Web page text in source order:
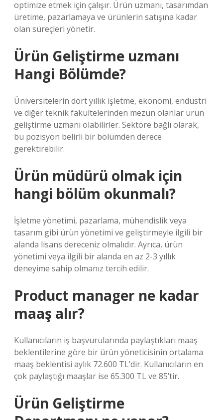
optimize etmek için çalışır. Ürün uzmanı, tasarımdan
üretime, pazarlamaya ve ürünlerin satışına kadar
olan süreçleri yönetir.
Ürün Geliştirme uzmanı
Hangi Bölümde?
Üniversitelerin dört yıllık işletme, ekonomi, endüstri
ve diğer teknik fakültelerinden mezun olanlar ürün
geliştirme uzmanı olabilirler. Sektöre bağlı olarak,
bu pozisyon belirli bir bölümden derece
gerektirebilir.
Ürün müdürü olmak için
hangi bölüm okunmalı?
İşletme yönetimi, pazarlama, mühendislik veya
tasarım gibi ürün yönetimi ve geliştirmeyle ilgili bir
alanda lisans dereceniz olmalıdır. Ayrıca, ürün
yönetimi veya ilgili bir alanda en az 2-3 yıllık
deneyime sahip olmanız tercih edilir.
Product manager ne kadar
maaş alır?
Kullanıcıların iş başvurularında paylaştıkları maaş
beklentilerine göre bir ürün yöneticisinin ortalama
maaş beklentisi aylık 72.600 TL’dir. Kullanıcıların en
çok paylaştığı maaşlar ise 65.300 TL ve 85’tir.
Ürün Geliştirme